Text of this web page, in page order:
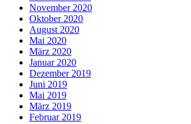
November 2020
Oktober 2020
August 2020
Mai 2020
März 2020
Januar 2020
Dezember 2019
Juni 2019
Mai 2019
März 2019
Februar 2019